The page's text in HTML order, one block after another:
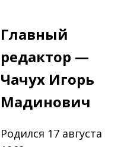
Главный
редактор —
Чачух Игорь
Мадинович
Родился 17 августа